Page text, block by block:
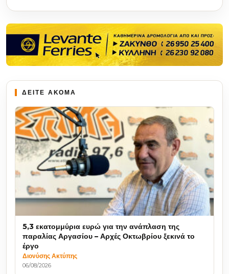
ΔΕΙΤΕ ΑΚΟΜΑ
5,3 εκατομμύρια ευρώ για την ανάπλαση της
παραλίας Αργασίου – Αρχές Οκτωβρίου ξεκινά το
έργο
Διονύσης Ακτύπης
06/08/2026